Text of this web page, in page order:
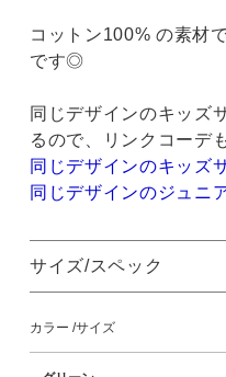
コットン100% の素材
です◎
同じデザインのキッズ
るので、リンクコーデ
同じデザインのキッズ
同じデザインのジュニ
サイズ/スペック
カラー サイズ